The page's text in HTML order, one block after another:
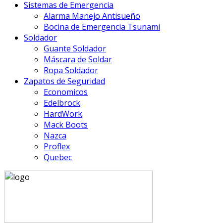
Sistemas de Emergencia
Alarma Manejo Antisueño
Bocina de Emergencia Tsunami
Soldador
Guante Soldador
Máscara de Soldar
Ropa Soldador
Zapatos de Seguridad
Economicos
Edelbrock
HardWork
Mack Boots
Nazca
Proflex
Quebec